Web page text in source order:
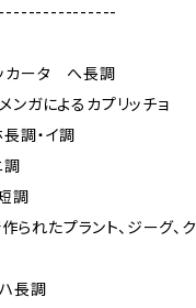
カータ へ長調
ンガによるカプリッチョ
調・イ調
調
られたプラント、ジーグ、ク
長調